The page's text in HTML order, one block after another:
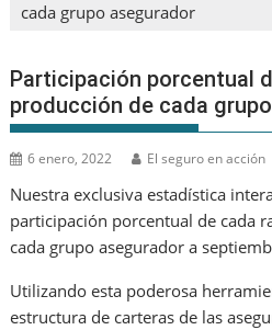
cada grupo asegurador
Participación porcentual
producción de cada
6 enero, 2022 El seguro en acción
Nuestra exclusiva estadística
participación porcentual de cada
cada grupo asegurador a
Utilizando esta poderosa
estructura de carteras de las